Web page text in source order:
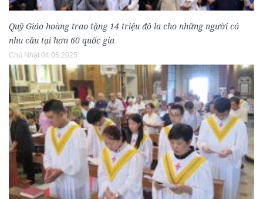
Quỹ Giáo hoàng trao tặng 14 triệu đô la cho những người có
nhu cầu tại hơn 60 quốc gia
Chủ Nhật 04.05.2025